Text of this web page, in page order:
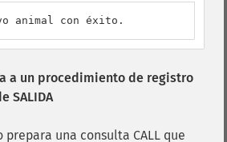
animal con éxito.
a un procedimiento de registro
SALIDA
una consulta CALL que